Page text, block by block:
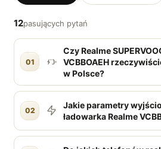
12pasujących pytań
01
Czy Realme
VCBBOAEH
w Polsce?
02
Jakie parametry
ładowarka Realme